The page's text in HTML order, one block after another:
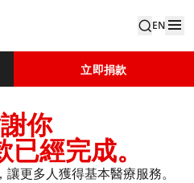
EN
立即捐款
你
經完成。
更多人獲得基本醫療服務。​